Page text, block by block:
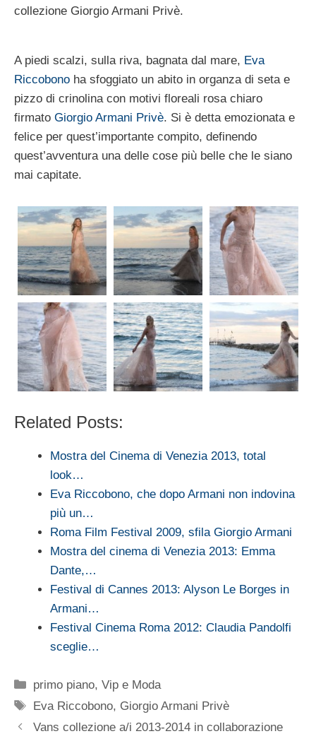
collezione Giorgio Armani Privè.
A piedi scalzi, sulla riva, bagnata dal mare, Eva
Riccobono ha sfoggiato un abito in organza di seta e
pizzo di crinolina con motivi floreali rosa chiaro
firmato Giorgio Armani Privè. Si è detta emozionata e
felice per quest’importante compito, definendo
quest’avventura una delle cose più belle che le siano
mai capitate.
Related Posts:
Mostra del Cinema di Venezia 2013, total
look…
Eva Riccobono, che dopo Armani non indovina
più un…
Roma Film Festival 2009, sfila Giorgio Armani
Mostra del cinema di Venezia 2013: Emma
Dante,…
Festival di Cannes 2013: Alyson Le Borges in
Armani…
Festival Cinema Roma 2012: Claudia Pandolfi
sceglie…
Categorie
primo piano,Vip e Moda
Tag
Eva Riccobono, Giorgio Armani Privè
Vans collezione a/i 2013-2014 in collaborazione